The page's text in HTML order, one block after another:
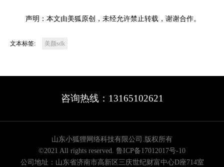
声明：本文由美狐原创，未经允许禁止转载，谢谢合作。
文本标签: 美颜sdk
咨询热线：13165102621
山东小狐狸网络科技有限公司.版权所有
©2021 All rights reserved. 鲁ICP备17012017号-10
公司地址：山东省济南市高新区三庆世纪财富中心D座714室